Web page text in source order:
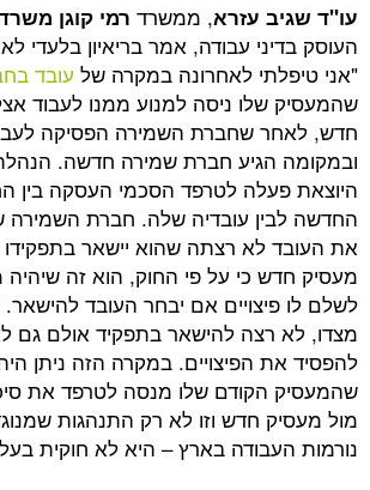
עזרא, ממשרדרמי קוגן משרד עורך דין,
עבודה, אמר בריאיון בלעדי לאתרHRus
:
לאחרונה במקרה שלעובד בחברת שמירה
ניסה למנוע ממנו לעבוד אצל מעסיק
שחברת השמירה הפסיקה לעבוד במתקן
חברת שמירה חדשה. הנהלת החברה
לטרפד הסכמי העסקה בין החברה
עובדיה שלה. חברת השמירה שהעסיקה
רצתה שהוא יישאר בתפקידו תחת
כי על פי החוק, הוא זה שיהיה מחויב
אם יבחר העובד להישאר. העובד
להישאר בתפקיד אולם גם לא רצה
הפיצויים. במקרה הזה ניתן היה להוכיח
שלו מנסה לטרפד את סיכוייו לעבוד
חדש וזו לא רק התנהגות שמנוגדת את
בארץ – היא לא חוקית בעליל."